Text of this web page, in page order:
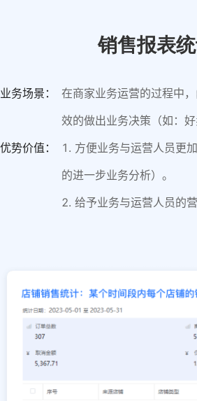
销售报表
业务场景： 在商家业务运营的过程中
效的做出业务决策（如：
优势价值： 1. 方便业务与运营人员更
的进一步业务分析）。
2. 给予业务与运营人员的